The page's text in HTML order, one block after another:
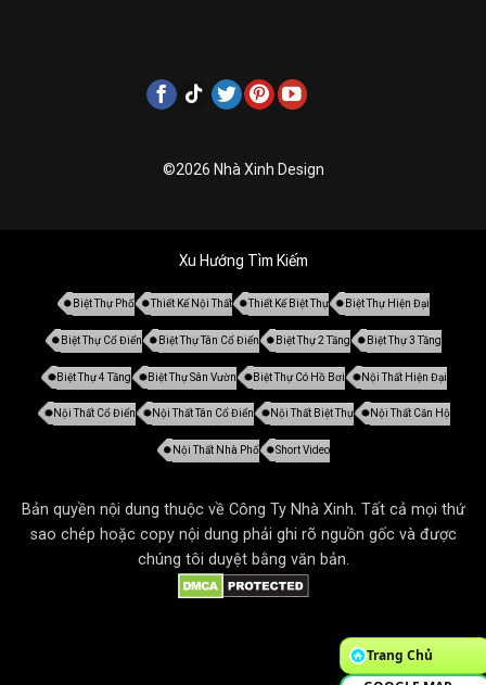
©2026 Nhà Xinh Design
Xu Hướng Tìm Kiếm
Biệt Thự Phố Thiết Kế Nội Thất Thiết Kế Biệt Thự Biệt Thự Hiện Đại
Biệt Thự Cổ Điển Biệt Thự Tân Cổ Điển Biệt Thự 2 Tầng Biệt Thự 3 Tầng
Biệt Thự 4 Tầng Biệt Thự Sân Vườn Biệt Thự Có Hồ Bơi Nội Thất Hiện Đại
Nội Thất Cổ Điển Nội Thất Tân Cổ Điển Nội Thất Biệt Thự Nội Thất Căn Hộ
Nội Thất Nhà Phố Short Video
Bản quyền nội dung thuộc về Công Ty Nhà Xinh. Tất cả mọi thứ
sao chép hoặc copy nội dung phải ghi rõ nguồn gốc và được
chúng tôi duyệt bằng văn bản.
Trang Chủ